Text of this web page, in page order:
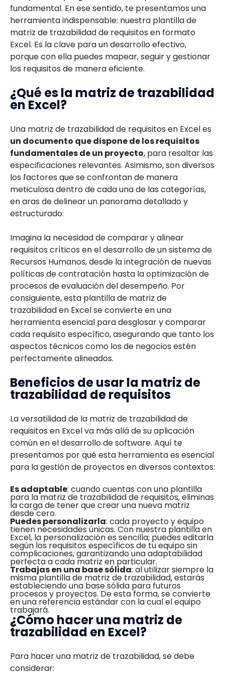
fundamental. En ese sentido, te presentamos una
herramienta indispensable: nuestra plantilla de
matriz de trazabilidad de requisitos en formato
Excel. Es la clave para un desarrollo efectivo,
porque con ella puedes mapear, seguir y gestionar
los requisitos de manera eficiente.
¿Qué es la matriz de trazabilidad
en Excel?
Una matriz de trazabilidad de requisitos en Excel es
un documento que dispone de los requisitos
fundamentales de un proyecto, para resaltar las
especificaciones relevantes. Asimismo, son diversos
los factores que se confrontan de manera
meticulosa dentro de cada una de las categorías,
en aras de delinear un panorama detallado y
estructurado.
Imagina la necesidad de comparar y alinear
requisitos críticos en el desarrollo de un sistema de
Recursos Humanos, desde la integración de nuevas
políticas de contratación hasta la optimización de
procesos de evaluación del desempeño. Por
consiguiente, esta plantilla de matriz de
trazabilidad en Excel se convierte en una
herramienta esencial para desglosar y comparar
cada requisito específico, asegurando que tanto los
aspectos técnicos como los de negocios estén
perfectamente alineados.
Beneficios de usar la matriz de
trazabilidad de requisitos
La versatilidad de la matriz de trazabilidad de
requisitos en Excel va más allá de su aplicación
común en el desarrollo de software. Aquí te
presentamos por qué esta herramienta es esencial
para la gestión de proyectos en diversos contextos:
Es adaptable: cuando cuentas con una plantilla
para la matriz de trazabilidad de requisitos, eliminas
la carga de tener que crear una nueva matriz
desde cero.
Puedes personalizarla: cada proyecto y equipo
tienen necesidades únicas. Con nuestra plantilla en
Excel, la personalización es sencilla; puedes editarla
según los requisitos específicos de tu equipo sin
complicaciones, garantizando una adaptabilidad
perfecta a cada matriz en particular.
Trabajas en una base sólida: al utilizar siempre la
misma plantilla de matriz de trazabilidad, estarás
estableciendo una base sólida para futuros
procesos y proyectos. De esta forma, se convierte
en una referencia estándar con la cual el equipo
trabajará.
¿Cómo hacer una matriz de
trazabilidad en Excel?
Para hacer una matriz de trazabilidad, se debe
considerar: